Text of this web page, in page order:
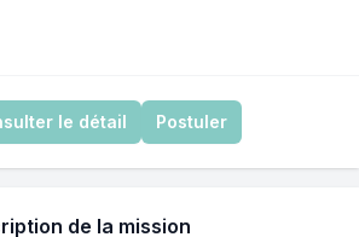
le détail Postuler
de la mission